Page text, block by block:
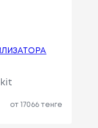
от 17066 тенге